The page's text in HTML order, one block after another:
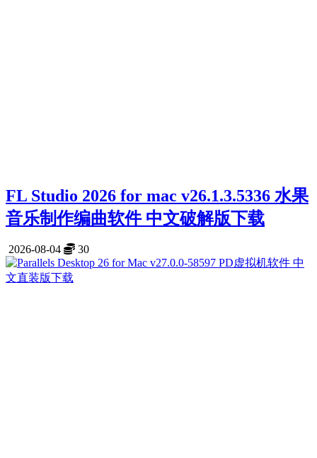
FL Studio 2026 for mac v26.1.3.5336 水果
音乐制作编曲软件 中文破解版下载
2026-08-04 30